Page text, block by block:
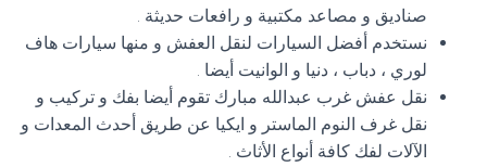
صناديق و مصاعد مكتبية و رافعات حديثة .
نستخدم أفضل السيارات لنقل العفش و منها سيارات هاف
لوري ، دباب ، دنيا و الوانيت أيضا .
نقل عفش غرب عبدالله مبارك تقوم أيضا بفك و تركيب و
نقل غرف النوم الماستر و ايكيا عن طريق أحدث المعدات و
الآلات لفك كافة أنواع الأثاث .